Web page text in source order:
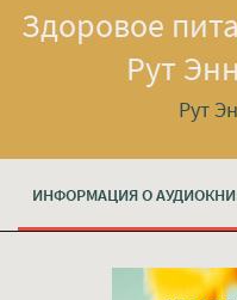
Здоровое
Рут
Рут
ИНФОРМАЦИЯ О